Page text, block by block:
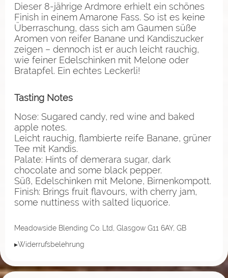
Dieser 8-jährige Ardmore erhielt ein schönes
Finish in einem Amarone Fass. So ist es keine
Überraschung, dass sich am Gaumen süße
Aromen von reifer Banane und Kandiszucker
zeigen – dennoch ist er auch leicht rauchig,
wie feiner Edelschinken mit Melone oder
Bratapfel. Ein echtes Leckerli!
Tasting Notes
Nose: Sugared candy, red wine and baked
apple notes.
Leicht rauchig, flambierte reife Banane, grüner
Tee mit Kandis.
Palate: Hints of demerara sugar, dark
chocolate and some black pepper.
Süß, Edelschinken mit Melone, Birnenkompott.
Finish: Brings fruit flavours, with cherry jam,
some nuttiness with salted liquorice.
Meadowside Blending Co. Ltd, Glasgow G11 6AY, GB
▸Widerrufsbelehrung